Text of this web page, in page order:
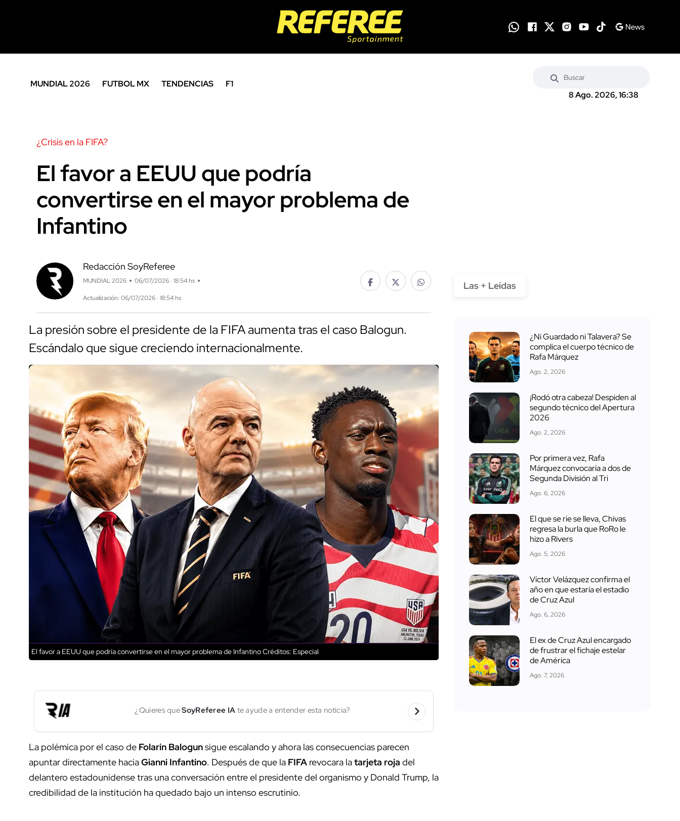
MUNDIAL 2026 FUTBOL MX TENDENCIAS
F1
8 Ago. 2026, 16:38
¿Crisis en la FIFA?
El favor a EEUU que podría
convertirse en el mayor problema de
Infantino
Redacción SoyReferee
MUNDIAL 2026 06/07/2026 · 18:54 hs
Actualización: 06/07/2026 · 18:54 hs
La presión sobre el presidente de la FIFA aumenta tras el caso Balogun.
Escándalo que sigue creciendo internacionalmente.
El favor a EEUU que podría convertirse en el mayor problema de InfantinoCréditos: Especial
¿Quieres queSoyReferee IA te ayude a entender esta noticia?
La polémica por el caso de Folarin Balogunsigue escalando y ahora las consecuencias parecen
apuntar directamente haciaGianni Infantino. Después de que la FIFA revocara latarjeta roja del
delantero estadounidense tras una conversación entre el presidente del organismo y Donald Trump, la
credibilidad de la institución ha quedado bajo un intenso escrutinio.
Las + Leídas
¿Ni Guardado ni Talavera? Se
complica el cuerpo técnico de
Rafa Márquez
Ago. 2, 2026
¡Rodó otra cabeza! Despiden al
segundo técnico del Apertura
2026
Ago. 2, 2026
Por primera vez, Rafa
Márquez convocaría a dos de
Segunda División al Tri
Ago. 6, 2026
El que se ríe se lleva, Chivas
regresa la burla que RoRo le
hizo a Rivers
Ago. 5, 2026
Víctor Velázquez confirma el
año en que estaría el estadio
de Cruz Azul
Ago. 6, 2026
El ex de Cruz Azul encargado
de frustrar el fichaje estelar
de América
Ago. 7, 2026